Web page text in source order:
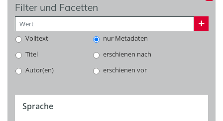
Filter und Facetten
Volltext
nur Metadaten
Titel
erschienen nach
Autor(en)
erschienen vor
Sprache